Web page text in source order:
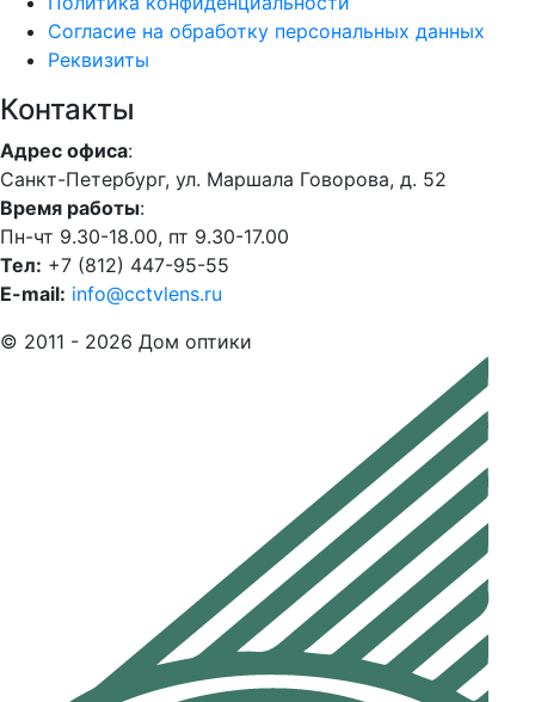
Согласие на обработку персональных данных
Реквизиты
Контакты
Адрес офиса:
Санкт-Петербург, ул. Маршала Говорова, д. 52
Время работы:
Пн-чт 9.30-18.00, пт 9.30-17.00
Тел: +7 (812) 447-95-55
E-mail: info@cctvlens.ru
© 2011 - 2026 Дом оптики